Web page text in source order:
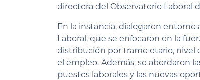
directora del Observatorio Laboral
En la instancia, dialogaron entorno
Laboral, que se enfocaron en la
distribución por tramo etario, nivel
el empleo. Además, se abordaron
puestos laborales y las nuevas